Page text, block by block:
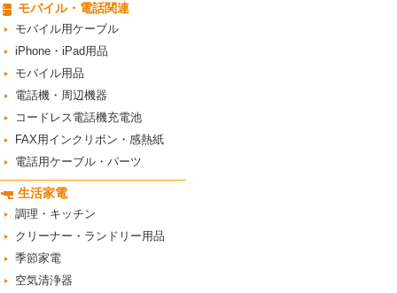
モバイル・電話関連
モバイル用ケーブル
iPhone・iPad用品
モバイル用品
電話機・周辺機器
コードレス電話機充電池
FAX用インクリボン・感熱紙
電話用ケーブル・パーツ
生活家電
調理・キッチン
クリーナー・ランドリー用品
季節家電
空気清浄器